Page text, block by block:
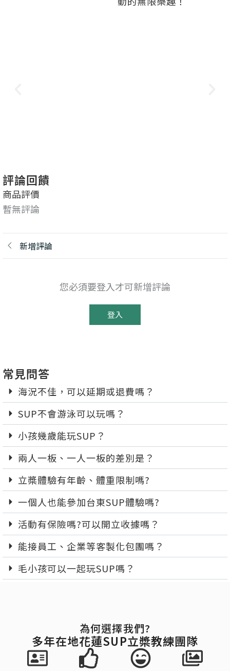
評論回饋
商品評價
暫無評論
新增評論
您必須要登入才可新增評論
登入
常見問答
海況不佳，可以延期或退費嗎？
SUP不會游泳可以玩嗎？
小孩幾歲能玩SUP？
兩人一板、一人一板的差別是？
立槳體驗有年齡、體重限制嗎?
一個人也能參加台東SUP體驗嗎?
活動有保險嗎?可以開立收據嗎？
能接員工、企業等客製化包團嗎？
毛小孩可以一起玩SUP嗎？
為何選擇我們?
多年在地花蓮SUP立槳教練團隊